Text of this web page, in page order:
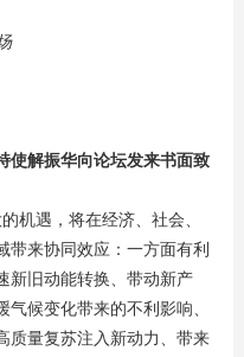
使解振华向论坛发来书面致
机遇，将在经济、社会、
带来协同效应：一方面有利
新旧动能转换、带动新产
候变化带来的不利影响、
质量复苏注入新动力、带来